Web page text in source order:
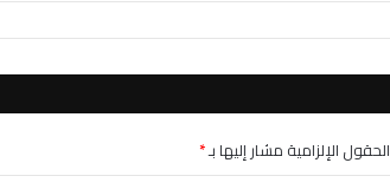
الحقول الإلزامية مشار إليها بـ*